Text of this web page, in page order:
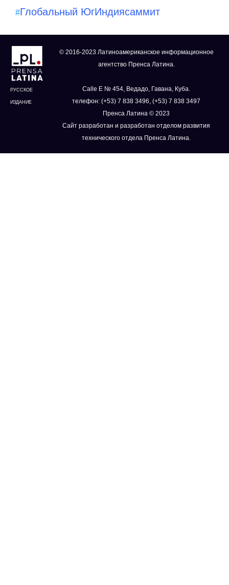
#Глобальный ЮгИндиясаммит
РУССКОЕ
ИЗДАНИЕ
© 2016-2023 Латиноамериканское информационное
агентство Пренса Латина.
Calle E № 454, Ведадо, Гавана, Куба.
телефон: (+53) 7 838 3496, (+53) 7 838 3497
Пренса Латина © 2023
Сайт разработан и разработан отделом развития
технического отдела Пренса Латина.